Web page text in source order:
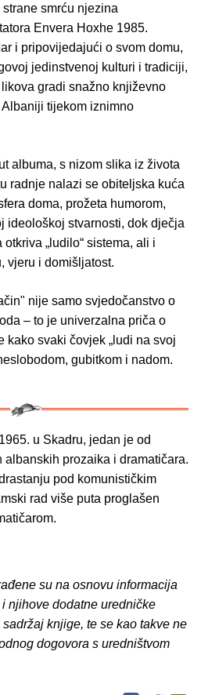
smrću njezina
Envera Hoxhe 1985.
i pripovijedajući o svom domu,
jedinstvenoj kulturi i tradiciji,
gradi snažno književno
tijekom iznimno
albuma, s nizom slika iz života
radnje nalazi se obiteljska kuća
doma, prožeta humorom,
ideološkoj stvarnosti, dok dječja
„ludilo“ sistema, ali i
vjeru i domišljatost.
nije samo svjedočanstvo o
– to je univerzalna priča o
kako svaki čovjek „ludi na svoj
gubitkom i nadom.
u Skadru, jedan je od
prozaika i dramatičara.
pod komunističkim
rad više puta proglašen
su na osnovu informacija
njihove dodatne uredničke
knjige, te se kao takve ne
dogovora s uredništvom